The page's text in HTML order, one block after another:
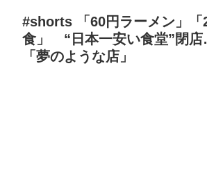
#shorts 「60円ラーメン」「
食」 “日本一安い食堂”閉
「夢のような店」